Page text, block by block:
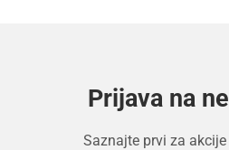
Prijava na
Saznajte prvi za